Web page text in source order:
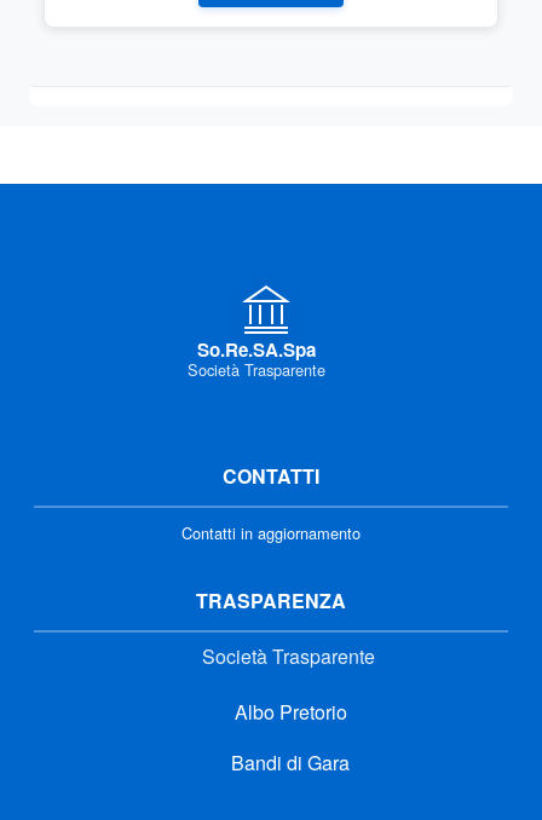
So.Re.SA.Spa
Società Trasparente
CONTATTI
Contatti in aggiornamento
TRASPARENZA
Società Trasparente
Albo Pretorio
Bandi di Gara